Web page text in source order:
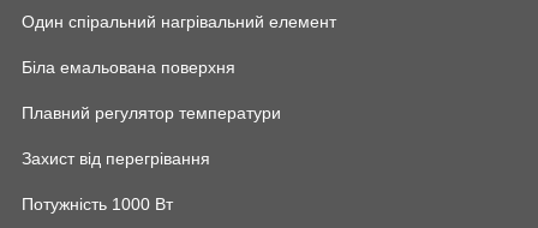
Один спіральний нагрівальний елемент
Біла емальована поверхня
Плавний регулятор температури
Захист від перегрівання
Потужність 1000 Вт